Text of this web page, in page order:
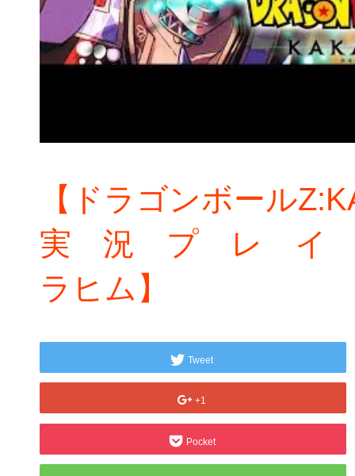
【ドラゴンボール
実 況 プ レ イ ④
ラヒム】
Tweet
+1
Pocket